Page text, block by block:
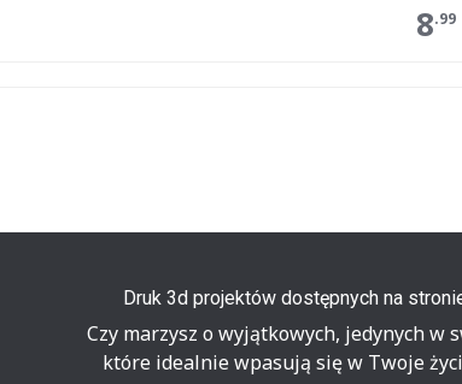
8.99
Druk 3d projektów dostępnych na
Czy marzysz o wyjątkowych, jedynych w
które idealnie wpasują się w Twoje